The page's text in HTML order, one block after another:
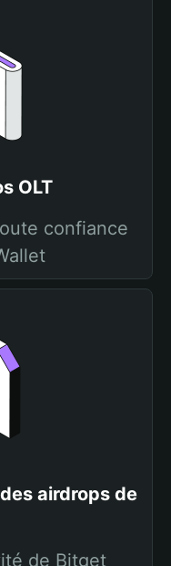
OLT
confiance
airdrops de
de Bitget